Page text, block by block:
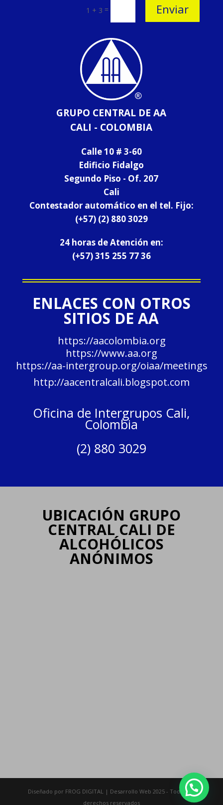
1 + 3 = Enviar
GRUPO CENTRAL DE AA
CALI - COLOMBIA
Calle 10 # 3-60
Edificio Fidalgo
Segundo Piso - Of. 207
Cali
Contestador automático en el tel. Fijo:
(+57) (2) 880 3029
24 horas de Atención en:
(+57)315 255 77 36
ENLACES CON OTROS
SITIOS DE AA
https://aacolombia.org
https://www.aa.org
https://aa-intergroup.org/oiaa/meetings
http://aacentralcali.blogspot.com
Oficina de Intergrupos Cali,
Colombia
(2) 880 3029
UBICACIÓN GRUPO
CENTRAL CALI DE
ALCOHÓLICOS
ANÓNIMOS
Diseñado por FROG DIGITAL | Desarrollo Web 2025 - Todos los
derechos reservados
¿Crees tener problemas con el Alcohol?